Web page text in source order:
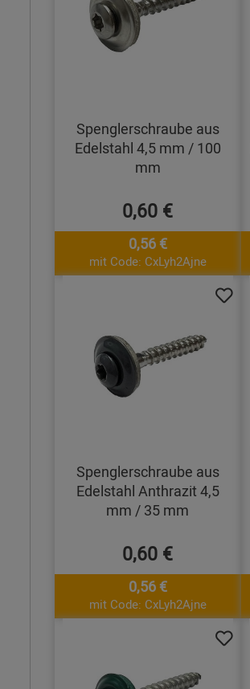
Spenglerschraube aus
Edelstahl 4,5 mm / 100
mm
0,60 €
0,56 €
mit Code: CxLyh2Ajne
Spenglerschraube aus
Edelstahl Anthrazit 4,5
mm / 35 mm
0,60 €
0,56 €
mit Code: CxLyh2Ajne